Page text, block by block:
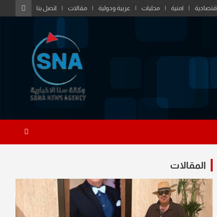
اقتصادية امنية محليات عربية ودولية مقالات اتصل بنا
المقالات